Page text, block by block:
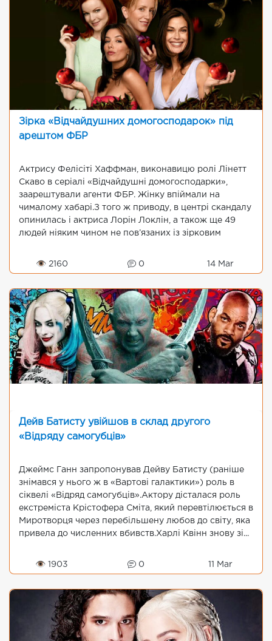
Зірка «Відчайдушних домогосподарок» під
арештом ФБР
Актрису Фелісіті Хаффман, виконавицю ролі Лінетт
Скаво в серіалі «Відчайдушні домогосподарки»,
заарештували агенти ФБР. Жінку впіймали на
чималому хабарі.З того ж приводу, в центрі скандалу
опинилась і актриса Лорін Локлін, а також ще 49
людей ніяким чином не пов’язаних із зірковим
👁 2160 0 14 Mar
Дейв Батисту увійшов в склад другого
«Відряду самогубців»
Джеймс Ганн запропонував Дейву Батисту (раніше
знімався у нього ж в «Вартові галактики») роль в
сіквелі «Відряд самогубців».Актору дісталася роль
екстреміста Крістофера Сміта, який перевтілюється в
Миротворця через перебільшену любов до світу, яка
привела до численних вбивств.Харлі Квінн знову зі...
👁 1903 0 11 Mar